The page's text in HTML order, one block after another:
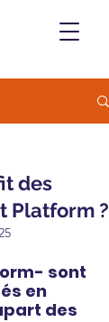
des
Platform ?
sont
en
des